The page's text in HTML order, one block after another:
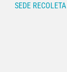
SEDE RECOLETA